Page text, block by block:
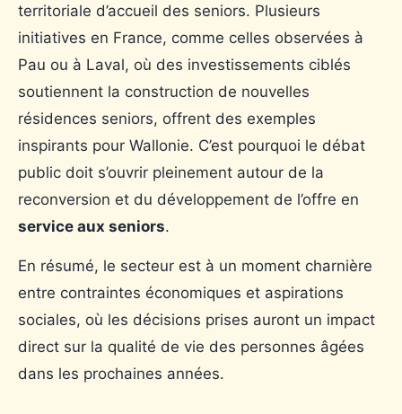
territoriale d’accueil des seniors. Plusieurs
initiatives en France, comme celles observées à
Pau ou à Laval, où des investissements ciblés
soutiennent la construction de nouvelles
résidences seniors, offrent des exemples
inspirants pour Wallonie. C’est pourquoi le débat
public doit s’ouvrir pleinement autour de la
reconversion et du développement de l’offre en
service aux seniors.
En résumé, le secteur est à un moment charnière
entre contraintes économiques et aspirations
sociales, où les décisions prises auront un impact
direct sur la qualité de vie des personnes âgées
dans les prochaines années.